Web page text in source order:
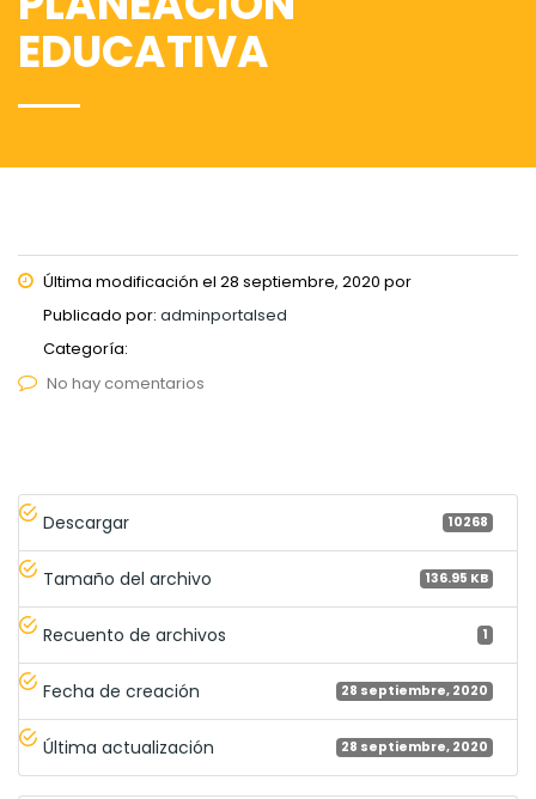
EDUCATIVA
Última modificación el 28 septiembre, 2020 por
Publicado por: adminportalsed
Categoría:
No hay comentarios
Descargar 10268
Tamaño del archivo 136.95 KB
Recuento de archivos 1
Fecha de creación 28 septiembre, 2020
Última actualización 28 septiembre, 2020